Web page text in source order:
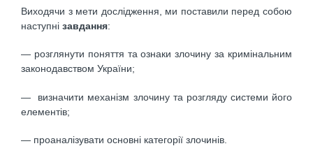
Виходячи з мети дослідження, ми поставили перед собою
наступні завдання:
— розглянути поняття та ознаки злочину за кримінальним
законодавством України;
— визначити механізм злочину та розгляду системи його
елементів;
— проаналізувати основні категорії злочинів.